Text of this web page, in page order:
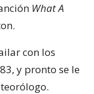
What A
con los
y pronto se le